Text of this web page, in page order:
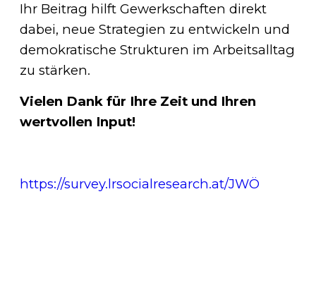
Ihr Beitrag hilft Gewerkschaften direkt
dabei, neue Strategien zu entwickeln und
demokratische Strukturen im Arbeitsalltag
zu stärken.
Vielen Dank für Ihre Zeit und Ihren
wertvollen Input!
https://survey.lrsocialresearch.at/JWÖ